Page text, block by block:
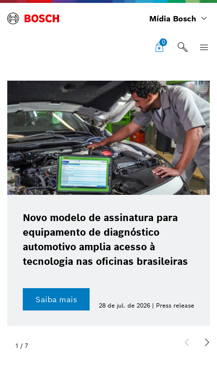
Mídia Bosch
0
para
à
brasileiras
Bosch celebra 10
para
da segurança nas
cilindradas
2 / 7